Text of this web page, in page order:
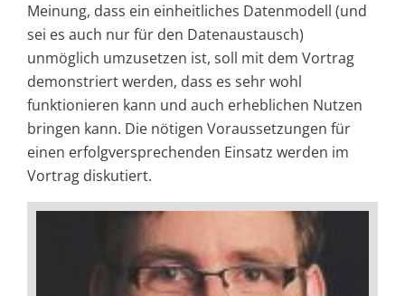
Meinung, dass ein einheitliches Datenmodell (und
sei es auch nur für den Datenaustausch)
unmöglich umzusetzen ist, soll mit dem Vortrag
demonstriert werden, dass es sehr wohl
funktionieren kann und auch erheblichen Nutzen
bringen kann. Die nötigen Voraussetzungen für
einen erfolgversprechenden Einsatz werden im
Vortrag diskutiert.